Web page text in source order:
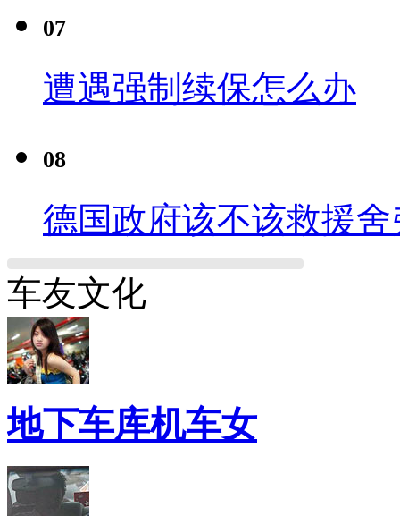
07
遭遇强制续保怎么办
08
德国政府该不该救援舍
车友文化
地下车库机车女